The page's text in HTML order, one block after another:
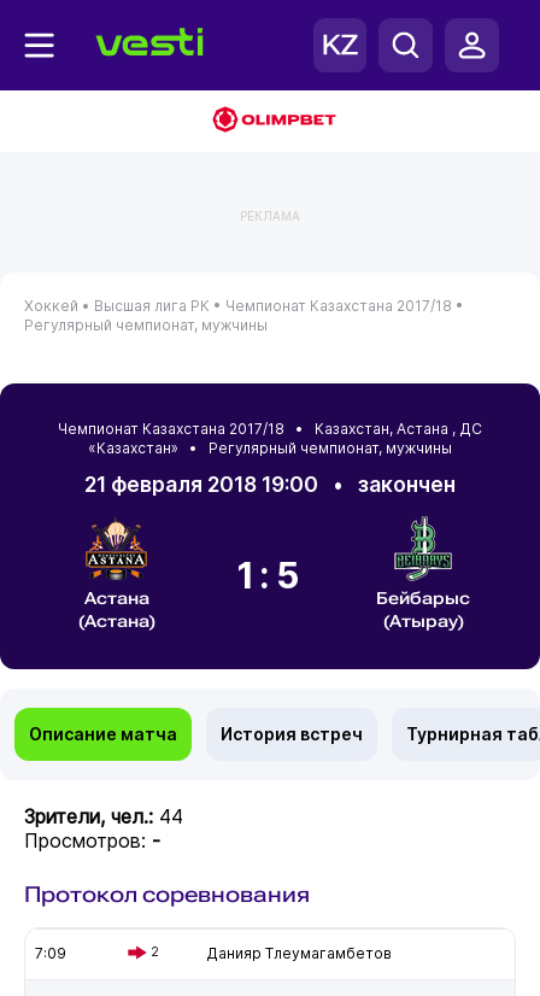
РЕКЛАМА
Хоккей • Высшая лига РК • Чемпионат Казахстана 2017/18 •
Регулярный чемпионат, мужчины
Чемпионат Казахстана 2017/18 • Казахстан, Астана , ДС
«Казахстан» • Регулярный чемпионат, мужчины
21 февраля 2018 19:00 • закончен
Астана
(Астана)
1:5
Бейбарыс
(Атырау)
Описание матча История встреч Турнирная
Зрители, чел.: 44
Просмотров: -
Протокол соревнования
7:09 2 Данияр Тлеумагамбетов